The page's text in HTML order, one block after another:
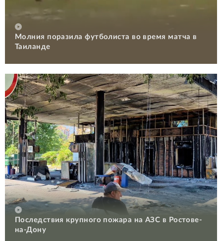
Молния поразила футболиста во время матча в
Таиланде
Последствия крупного пожара на АЗС в Ростове-
на-Дону